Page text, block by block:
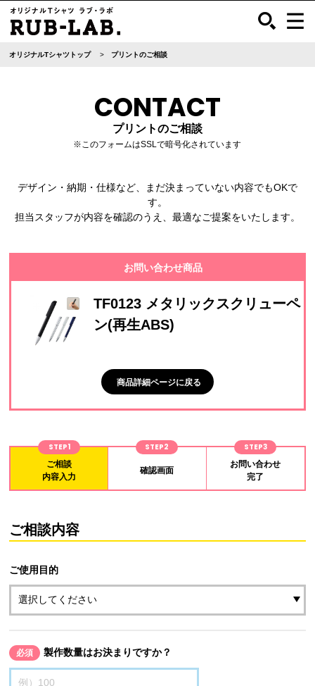
オリジナルTシャツトップ プリントのご相談
CONTACT
プリントのご相談
※このフォームはSSLで暗号化されています
デザイン・納期・仕様など、まだ決まっていない内容でもOKで
す。
担当スタッフが内容を確認のうえ、最適なご提案をいたします。
お問い合わせ商品
TF0123 メタリックスクリューペ
ン(再生ABS)
商品詳細ページに戻る
STEP1
ご相談
内容入力
STEP2
確認画面
STEP3
お問い合わせ
完了
ご相談内容
ご使用目的
必須 製作数量はお決まりですか？